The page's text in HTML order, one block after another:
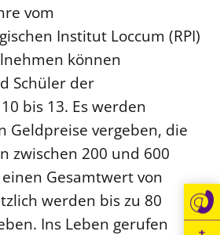
vom
Institut Loccum (RPI)
können
Schüler der
bis 13. Es werden
Geldpreise vergeben, die
zwischen 200 und 600
Gesamtwert von
werden bis zu 80
Ins Leben gerufen